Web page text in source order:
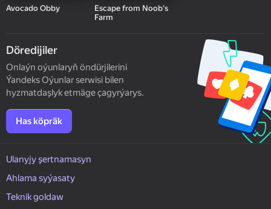
Avocado Obby
Escape from Noob's
Farm
Döredijiler
Onlaýn oýunlaryň öndürjilerini
Ýandeks Oýunlar serwisi bilen
hyzmatdaşlyk etmäge çagyrýarys.
Has köpräk
Ulanyjy şertnamasyn
Ahlama syýasaty
Teknik goldaw